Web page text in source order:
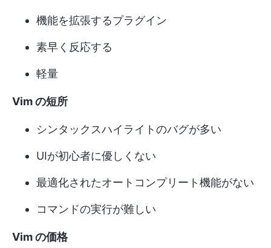
機能を拡張するプラグイン
素早く反応する
軽量
Vim の短所
シンタックスハイライトのバグが多い
UIが初心者に優しくない
最適化されたオートコンプリート機能がない
コマンドの実行が難しい
Vim の価格